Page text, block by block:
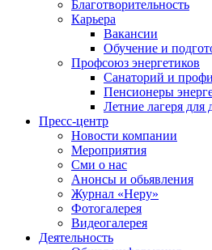
Благотворительность
Карьера
Вакансии
Обучение и
Профсоюз энергетиков
Санаторий и
Пенсионеры
Летние лагеря для
Пресс-центр
Новости компании
Мероприятия
Сми о нас
Анонсы и обьявления
Журнал «Неру»
Фотогалерея
Видеогалерея
Деятельность